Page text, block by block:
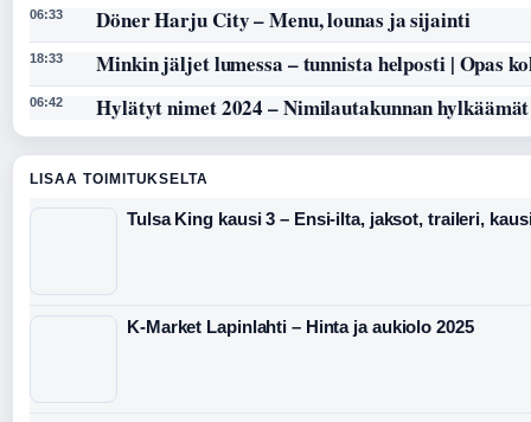
06:33 Döner Harju City – Menu, lounas ja sijainti
18:33 Minkin jäljet lumessa – tunnista helposti | Opas
06:42 Hylätyt nimet 2024 – Nimilautakunnan
LISAA TOIMITUKSELTA
Tulsa King kausi 3 – Ensi-ilta, jaksot, traileri,
K-Market Lapinlahti – Hinta ja aukiolo 2025